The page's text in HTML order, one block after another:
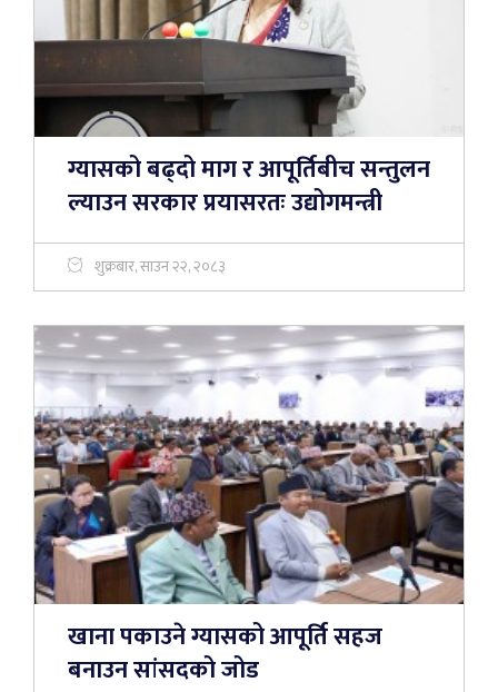
ग्यासको बढ्दो माग र आपूर्तिबीच सन्तुलन
ल्याउन सरकार प्रयासरतः उद्योगमन्त्री
शुक्रबार, साउन २२, २०८३
खाना पकाउने ग्यासको आपूर्ति सहज
बनाउन सांसदको जोड